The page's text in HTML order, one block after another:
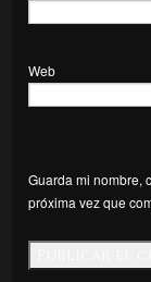
Web
Guarda mi nombre,
próxima vez que